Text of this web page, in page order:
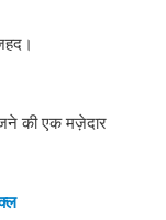
की एक मज़ेदार